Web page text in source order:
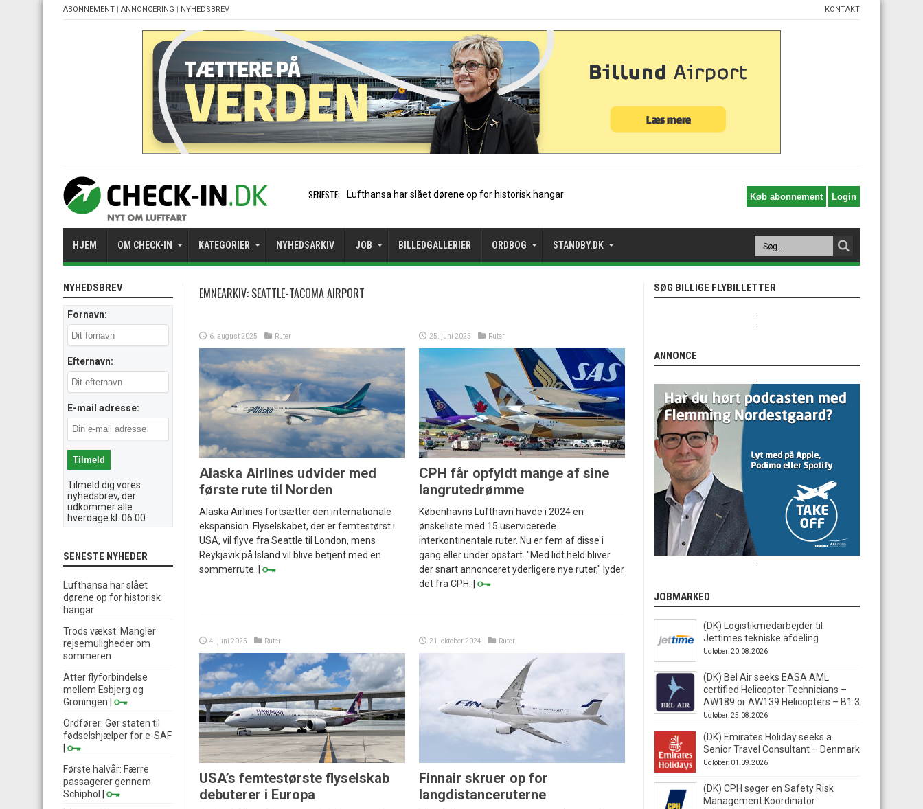
ABONNEMENT | ANNONCERING | NYHEDSBREV KONTAKT
SENESTE: Trods vækst: Mangler rejsemuli
HJEM OM CHECK-IN KATEGORIER NYHEDSARKIV JOB BILLEDGALLERIER ORDBOG STANDBY.DK
EMNEARKIV: SEATTLE-TACOMA AIRPORT
6. august 2025 Ruter
Alaska Airlines udvider med
første rute til Norden
Alaska Airlines fortsætter den internationale
ekspansion. Flyselskabet, der er femtestørst i
USA, vil flyve fra Seattle til London, mens
Reykjavik på Island vil blive betjent med en
sommerrute. |
25. juni 2025 Ruter
CPH får opfyldt mange af sine
langrutedrømme
Københavns Lufthavn havde i 2024 en
ønskeliste med 15 uservicerede
interkontinentale ruter. Nu er fem af disse i
gang eller under opstart. "Med lidt held bliver
der snart annonceret yderligere nye ruter," lyder
det fra CPH. |
4. juni 2025 Ruter
USA’s femtestørste flyselskab
debuterer i Europa
21. oktober 2024 Ruter
Finnair skruer op for
langdistanceruterne
NYHEDSBREV
Fornavn:
Efternavn:
E-mail adresse:
Tilmeld dig vores
nyhedsbrev, der
udkommer alle
hverdage kl. 06:00
SENESTE NYHEDER
Lufthansa har slået
dørene op for historisk
hangar
Trods vækst: Mangler
rejsemuligheder om
sommeren
Atter flyforbindelse
mellem Esbjerg og
Groningen
Ordfører: Gør staten til
fødselshjælper for e-SAF
Første halvår: Færre
passagerer gennem
Schiphol
SØG BILLIGE FLYBILLETTER
ANNONCE
JOBMARKED
(DK) Logistikmedarbejder til
Jettimes tekniske afdeling
Udløber: 20.08.2026
(DK) Bel Air seeks EASA AML
certified Helicopter Technicians –
AW189 or AW139 Helicopters – B1.3
Udløber: 25.08.2026
(DK) Emirates Holiday seeks a
Senior Travel Consultant – Denmark
Udløber: 01.09.2026
(DK) CPH søger en Safety Risk
Management Koordinator